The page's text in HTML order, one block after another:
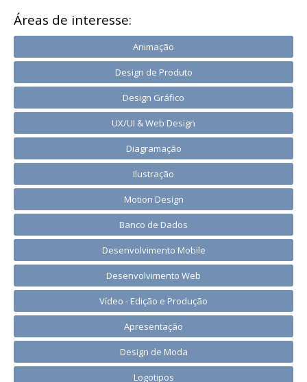
Áreas de interesse:
Animação
Design de Produto
Design Gráfico
UX/UI & Web Design
Diagramação
Ilustração
Motion Design
Banco de Dados
Desenvolvimento Mobile
Desenvolvimento Web
Vídeo - Edição e Produção
Apresentação
Design de Moda
Logotipos